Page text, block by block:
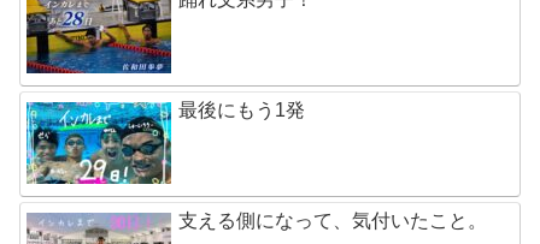
最後にもう1発
支える側になって、気付いたこと。